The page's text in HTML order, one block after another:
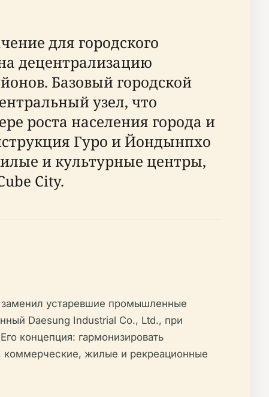
для городского
децентрализацию
Базовый городской
узел, что
роста населения города и
Гуро и Йондынпхо
и культурные центры,
City.
заменил устаревшие промышленные
Daesung Industrial Co., Ltd., при
концепция: гармонизировать
коммерческие, жилые и рекреационные